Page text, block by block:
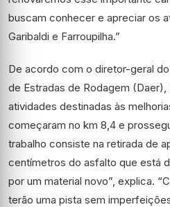
buscam conhecer e apreciar os
Garibaldi e Farroupilha.”
De acordo com o diretor-geral
de Estradas de Rodagem (Daer),
atividades destinadas às
começaram no km 8,4 e
trabalho consiste na retirada de
centímetros do asfalto que está
por um material novo”, explica.
terão uma pista sem